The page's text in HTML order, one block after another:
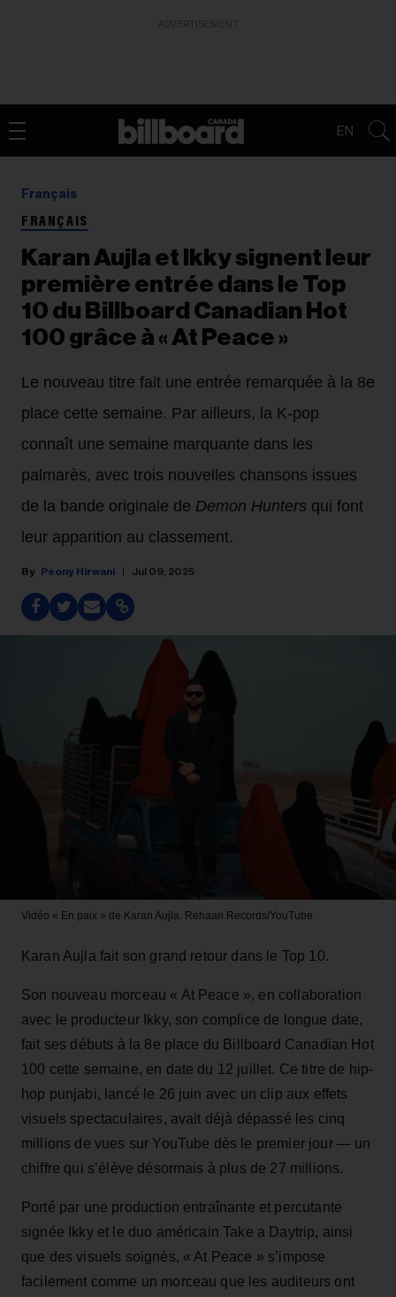
EN
Français
FRANÇAIS
Karan Aujla et Ikky signent leur
première entrée dans le Top
10 du Billboard Canadian Hot
100 grâce à « At Peace »
Le nouveau titre fait une entrée remarquée à la 8e
place cette semaine. Par ailleurs, la K-pop
connaît une semaine marquante dans les
palmarès, avec trois nouvelles chansons issues
de la bande originale de Demon Hunters qui font
leur apparition au classement.
Peony Hirwani Jul 09, 2025
Vidéo « En paix » de Karan Aujla. Rehaan Records/YouTube
Karan Aujla fait son grand retour dans le Top 10.
Son nouveau morceau « At Peace », en collaboration
avec le producteur Ikky, son complice de longue date,
fait ses débuts à la 8e place du Billboard Canadian Hot
100 cette semaine, en date du 12 juillet. Ce titre de hip-
hop punjabi, lancé le 26 juin avec un clip aux effets
visuels spectaculaires, avait déjà dépassé les cinq
millions de vues sur YouTube dès le premier jour — un
chiffre qui s’élève désormais à plus de 27 millions.
Porté par une production entraînante et percutante
signée Ikky et le duo américain Take a Daytrip, ainsi
que des visuels soignés, « At Peace » s’impose
facilement comme un morceau que les auditeurs ont